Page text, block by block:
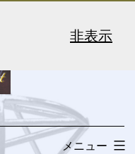
メニュー
非表示